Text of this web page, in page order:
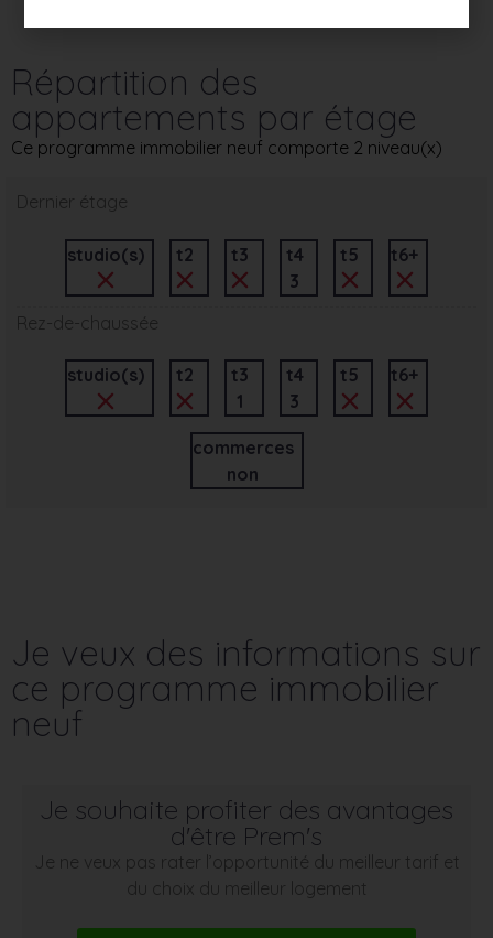
Répartition des
appartements par étage
Ce programme immobilier neuf comporte 2 niveau(x)
Dernier étage
studio(s) t2 t3
t4
3
t5 t6+
Rez-de-chaussée
studio(s) t2
t3
1
t4
3
t5 t6+
commerces
non
Je veux des informations sur
ce programme immobilier
neuf
Je souhaite profiter des avantages
d'être Prem's
Je ne veux pas rater l’opportunité du meilleur tarif et
du choix du meilleur logement